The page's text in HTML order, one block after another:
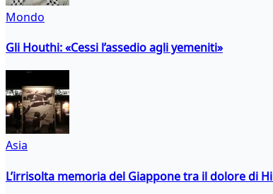
Mondo
Gli Houthi: «Cessi l’assedio agli yemeniti»
Asia
L’irrisolta memoria del Giappone tra il dolore di